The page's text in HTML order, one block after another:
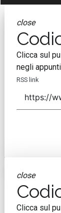
close
Clicca sul
negli
RSS link
close
Clicca sul